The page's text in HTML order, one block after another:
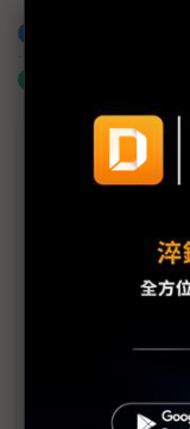
議題精選－
Artemis II啟航
從Apple II到